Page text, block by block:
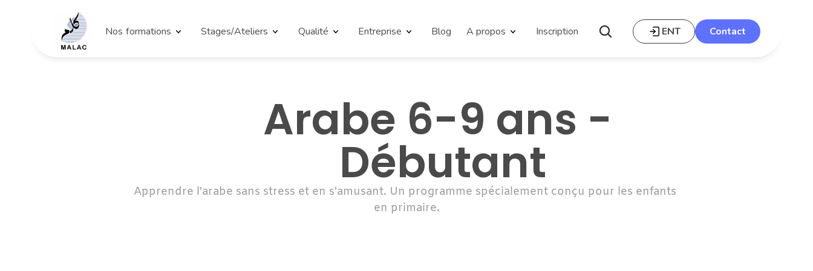
Nos formations Stages/Ateliers Qualité Entreprise Blog A propos Inscription ENT Contact
Arabe 6-9 ans -
Débutant
Apprendre l'arabe sans stress et en s'amusant. Un programme spécialement conçu pour les enfants
en primaire.